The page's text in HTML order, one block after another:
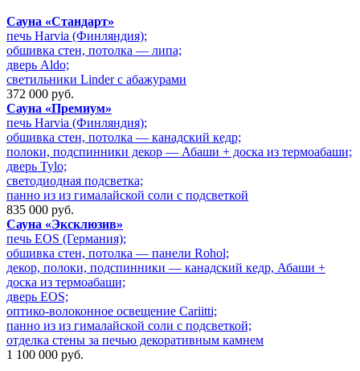
Сауна «Стандарт»
печь Harvia (Финляндия);
обшивка стен, потолка — липа;
дверь Aldo;
светильники Linder с абажурами
372 000 руб.
Сауна «Премиум»
печь Harvia (Финляндия);
обшивка стен, потолка — канадский кедр;
полоки, подспинники декор — Абаши + доска из термоабаши;
дверь Tylo;
cветодиодная подсветка;
панно из из гималайской соли с подсветкой
835 000 руб.
Сауна «Эксклюзив»
печь EOS (Германия);
обшивка стен, потолка — панели Rohol;
декор, полоки, подспинники — канадский кедр, Абаши +
доска из термоабаши;
дверь EOS;
оптико-волоконное освещение Cariitti;
панно из из гималайской соли с подсветкой;
отделка стены за печью декоративным камнем
1 100 000 руб.